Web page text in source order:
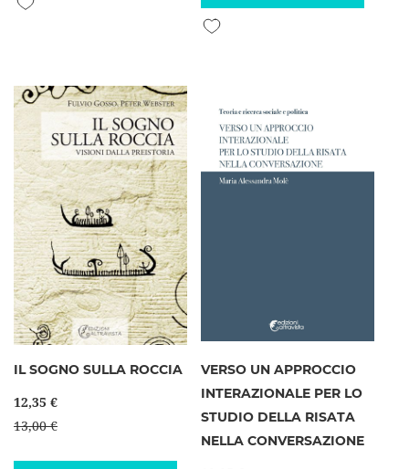
Aggiungi alla lista desideri
IL SOGNO SULLA ROCCIA
12,35 €
13,00 €
VERSO UN APPROCCIO
INTERAZIONALE PER LO
STUDIO DELLA RISATA
NELLA CONVERSAZIONE